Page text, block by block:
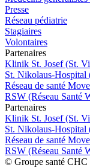
Presse
Réseau pédiatrie
Stagiaires
Volontaires
Partenaires
Klinik St. Josef (St.
St. Nikolaus-Hospital
Réseau de santé Move
RSW (Réseau Santé
Partenaires
Klinik St. Josef (St.
St. Nikolaus-Hospital
Réseau de santé Move
RSW (Réseau Santé
© Groupe santé CHC